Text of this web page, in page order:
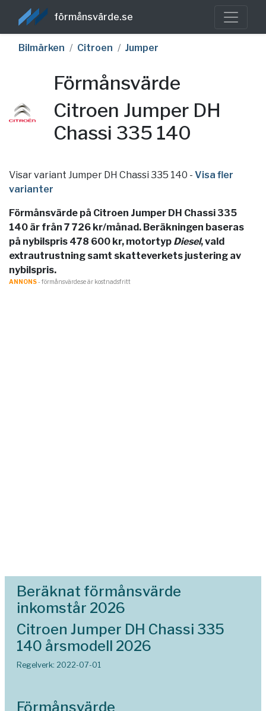
förmånsvärde.se
Bilmärken Citroen Jumper
Förmånsvärde
Citroen Jumper DH
Chassi 335 140
Visar variant Jumper DH Chassi 335 140 - Visa fler
varianter
Förmånsvärde på Citroen Jumper DH Chassi 335
140 är från 7 726 kr/månad. Beräkningen baseras
på nybilspris 478 600 kr, motortyp Diesel, vald
extrautrustning samt skatteverkets justering av
nybilspris.
ANNONS- förmånsvärde.se är kostnadsfritt
Beräknat förmånsvärde
inkomstår 2026
Citroen Jumper DH Chassi 335
140 årsmodell 2026
Regelverk: 2022-07-01
Förmånsvärde